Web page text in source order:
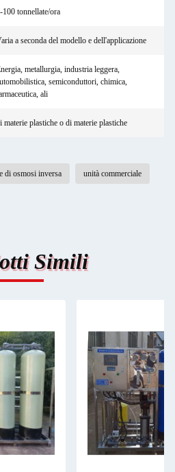
100 tonnellate/ora
a seconda del modello e dell'applicazione
metallurgia, industria leggera,
semiconduttori, chimica,
ali
materie plastiche o di materie plastiche
di osmosi inversa unità commerciale
Simili